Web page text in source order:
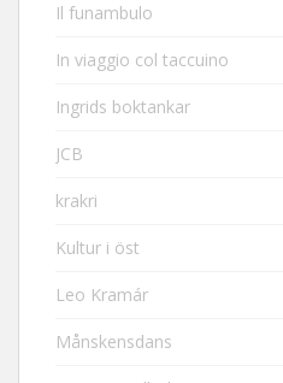
Il funambulo
In viaggio col taccuino
Ingrids boktankar
JCB
krakri
Kultur i öst
Leo Kramár
Månskensdans